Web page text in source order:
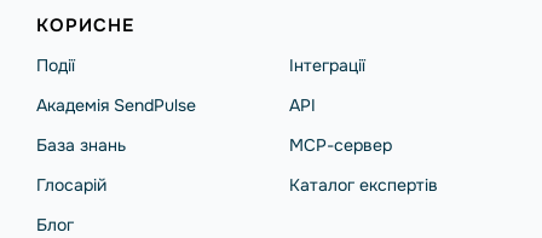
КОРИСНЕ
Події
Академія SendPulse
База знань
Глосарій
Блог
Інтеграції
API
MCP-сервер
Каталог експертів